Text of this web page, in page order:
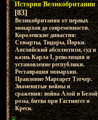
История Великобритании
[83]
Великобритания от первых
монархов до современности.
Королевские династии:
Стюарты, Тюдоры, Йорки.
Английский абсолютизм, суд и
казнь Карла I, революция и
установление республики.
Реставрация монархии.
Правление Маргарет Тэтчер.
Знаменитые войны и
сражения: война Алой и Белой
розы, битва при Гастингсе и
Креси.